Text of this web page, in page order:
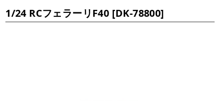
1/24 RCフェラーリF40 [DK-78800]